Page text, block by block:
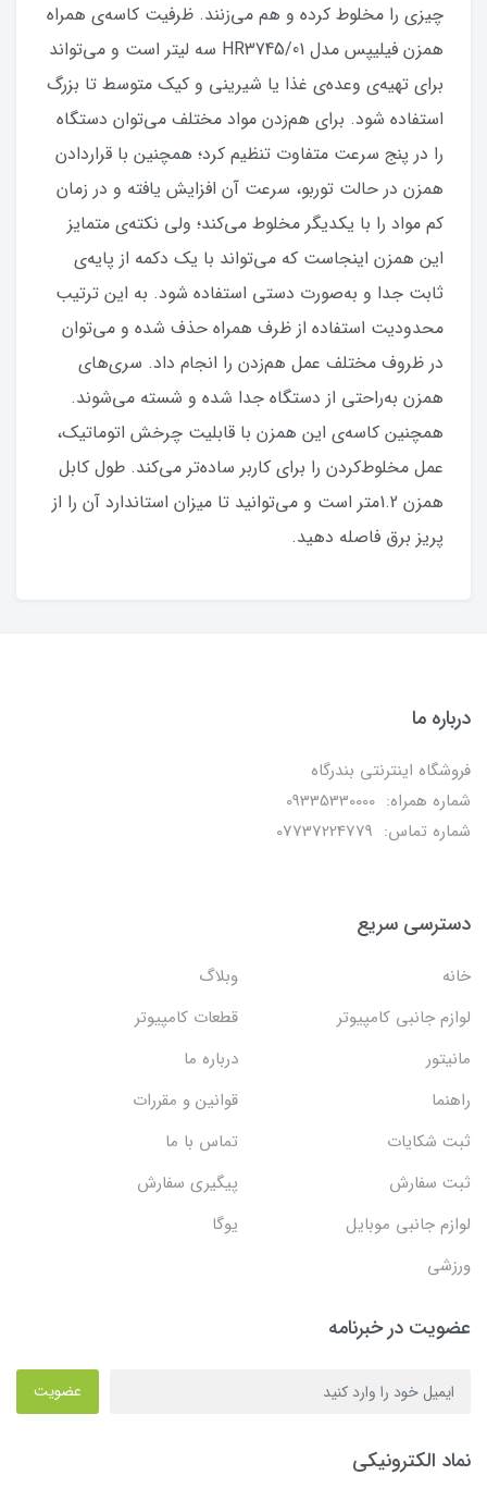
چیزی را مخلوط کرده و هم می‌زنند. ظرفیت کاسه‌ی همراه
همزن فیلیپس مدل HR3745/01 سه لیتر است و می‌تواند
برای تهیه‌ی وعده‌ی ‌غذا یا شیرینی و کیک متوسط تا بزرگ
استفاده شود. برای هم‌زدن مواد مختلف می‌توان دستگاه
را در پنج سرعت متفاوت تنظیم کرد؛ همچنین با قراردادن
همزن در حالت توربو، سرعت آن افزایش یافته و در زمان
کم مواد را با یکدیگر مخلوط می‌کند؛ ولی نکته‌ی متمایز
این همزن اینجاست که می‌تواند با یک دکمه از پایه‌ی
ثابت جدا و به‌صورت دستی استفاده شود. به این ترتیب
محدودیت استفاده از ظرف همراه حذف ‌شده و می‌توان
در ظروف مختلف عمل هم‌زدن را انجام داد. سری‌های
همزن به‌راحتی از دستگاه جدا شده و شسته می‌شوند.
همچنین کاسه‌ی این همزن با قابلیت چرخش اتوماتیک،
عمل مخلوط‌کردن را برای کاربر ساده‌تر می‌کند. طول کابل
همزن 1.2متر است و می‌توانید تا میزان استاندارد آن را از
پریز برق فاصله دهید.
درباره ما
فروشگاه اینترنتی بندرگاه
شماره همراه: 09335330000
شماره تماس: 07737224779
دسترسی سریع
خانه
وبلاگ
لوازم جانبی کامپیوتر
قطعات کامپیوتر
مانیتور
درباره ما
راهنما
قوانین و مقررات
ثبت شکایات
تماس با ما
ثبت سفارش
پیگیری سفارش
لوازم جانبی موبایل
یوگا
ورزشی
عضویت در خبرنامه
عضویت
نماد الکترونیکی